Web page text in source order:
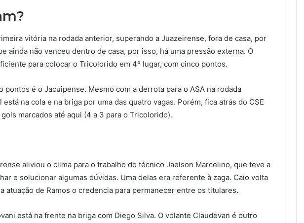
vitória na rodada anterior, superando a Juazeirense, fora de casa, por
ainda não venceu dentro de casa, por isso, há uma pressão externa. O
para colocar o Tricolorido em 4º lugar, com cinco pontos.
pontos é o Jacuipense. Mesmo com a derrota para o ASA na rodada
está na cola e na briga por uma das quatro vagas. Porém, fica atrás do CSE
marcados até aqui (4 a 3 para o Tricolorido).
aliviou o clima para o trabalho do técnico Jaelson Marcelino, que teve a
e solucionar algumas dúvidas. Uma delas era referente à zaga. Caio volta
atuação de Ramos o credencia para permanecer entre os titulares.
está na frente na briga com Diego Silva. O volante Claudevan é outro